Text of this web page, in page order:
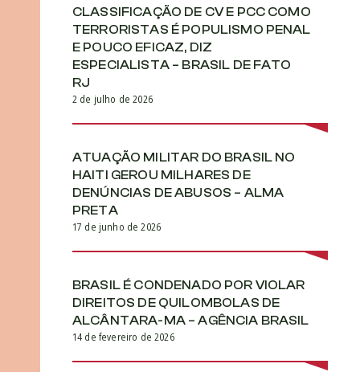
CLASSIFICAÇÃO DE CV E PCC COMO
TERRORISTAS É POPULISMO PENAL
E POUCO EFICAZ, DIZ
ESPECIALISTA – BRASIL DE FATO
RJ
2 de julho de 2026
ATUAÇÃO MILITAR DO BRASIL NO
HAITI GEROU MILHARES DE
DENÚNCIAS DE ABUSOS – ALMA
PRETA
17 de junho de 2026
BRASIL É CONDENADO POR VIOLAR
DIREITOS DE QUILOMBOLAS DE
ALCÂNTARA-MA – AGÊNCIA BRASIL
14 de fevereiro de 2026